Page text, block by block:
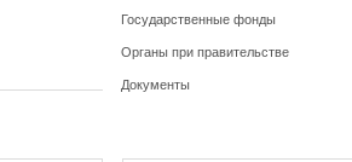
Государственные фонды
Органы при правительстве
Документы